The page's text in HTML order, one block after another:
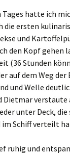
Tages hatte ich
die ersten
und
den Kopf gehen
(36 Stunden
auf dem Weg der
und Welle
Dietmar verstaute
unter Deck, die
im Schiff verteilt
ruhig und